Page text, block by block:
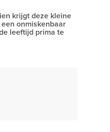
krijgt deze kleine
onmiskenbaar
leeftijd prima te